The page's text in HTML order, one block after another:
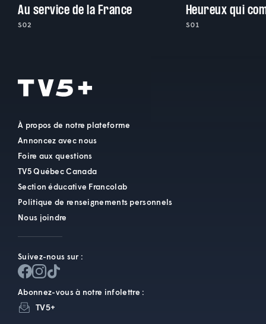
Au service de la France
S02
Heureux qui
S01
À propos de notre plateforme
Annoncez avec nous
Foire aux questions
TV5 Québec Canada
Section éducative Francolab
Politique de renseignements personnels
Nous joindre
Suivez-nous sur :
Abonnez-vous à notre infolettre :
TV5+